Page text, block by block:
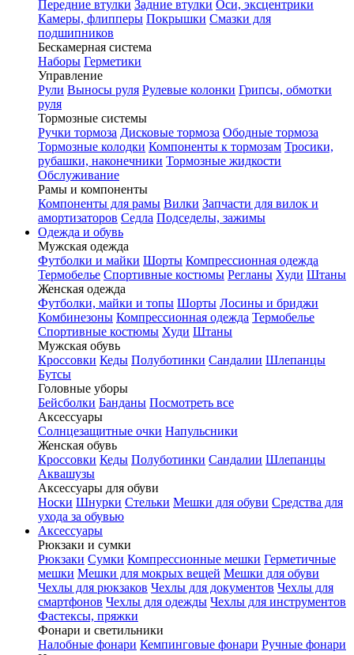
Передние втулки Задние втулки Оси, эксцентрики
Камеры, флипперы Покрышки Смазки для
подшипников
Бескамерная система
Наборы Герметики
Управление
Рули Выносы руля Рулевые колонки Грипсы, обмотки
руля
Тормозные системы
Ручки тормоза Дисковые тормоза Ободные тормоза
Тормозные колодки Компоненты к тормозам Тросики,
рубашки, наконечники Тормозные жидкости
Обслуживание
Рамы и компоненты
Компоненты для рамы Вилки Запчасти для вилок и
амортизаторов Седла Подседелы, зажимы
Одежда и обувь
Мужская одежда
Футболки и майки Шорты Компрессионная одежда
Термобелье Спортивные костюмы Регланы Худи Штаны
Женская одежда
Футболки, майки и топы Шорты Лосины и бриджи
Комбинезоны Компрессионная одежда Термобелье
Спортивные костюмы Худи Штаны
Мужская обувь
Кроссовки Кеды Полуботинки Сандалии Шлепанцы
Бутсы
Головные уборы
Бейсболки Банданы Посмотреть все
Аксессуары
Солнцезащитные очки Напульсники
Женская обувь
Кроссовки Кеды Полуботинки Сандалии Шлепанцы
Аквашузы
Аксессуары для обуви
Носки Шнурки Стельки Мешки для обуви Средства для
ухода за обувью
Аксессуары
Рюкзаки и сумки
Рюкзаки Сумки Компрессионные мешки Герметичные
мешки Мешки для мокрых вещей Мешки для обуви
Чехлы для рюкзаков Чехлы для документов Чехлы для
смартфонов Чехлы для одежды Чехлы для инструментов
Фастексы, пряжки
Фонари и светильники
Налобные фонари Кемпинговые фонари Ручные фонари